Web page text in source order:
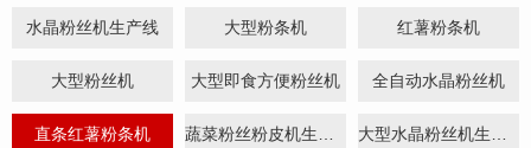
水晶粉丝机生产线 大型粉条机 红薯粉条机
大型粉丝机 大型即食方便粉丝机 全自动水晶粉丝机
直条红薯粉条机